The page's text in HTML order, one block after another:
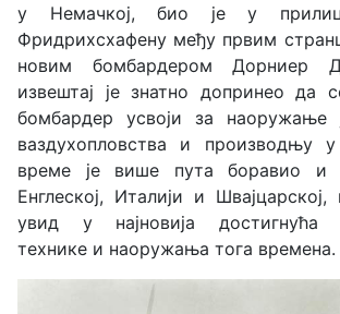
у Немачкој, био је у
Фридрихсхафену међу првим
новим бомбардером Дорниер
извештај је знатно допринео да
бомбардер усвоји за наоружање
ваздухопловства и
време је више пута боравио и
Енглеској, Италији и
увид у најновија достигнућа
технике и наоружања тога времена.